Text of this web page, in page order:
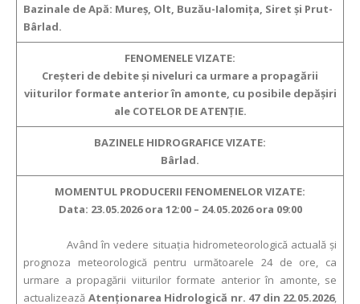
Bazinale de Apă: Mureș, Olt, Buzău-Ialomița, Siret și Prut-
Bârlad.
FENOMENELE VIZATE:
Creșteri de debite și niveluri ca urmare a propagării
viiturilor formate anterior în amonte, cu posibile depășiri
ale COTELOR DE ATENȚIE.
BAZINELE HIDROGRAFICE VIZATE:
Bârlad.
MOMENTUL PRODUCERII FENOMENELOR VIZATE:
Data: 23.05.2026 ora 12:00 – 24.05.2026 ora 09:00
Având în vedere situația hidrometeorologică actuală și
prognoza meteorologică pentru următoarele 24 de ore, ca
urmare a propagării viiturilor formate anterior în amonte, se
actualizează Atenționarea Hidrologică nr. 47 din 22.05.2026,